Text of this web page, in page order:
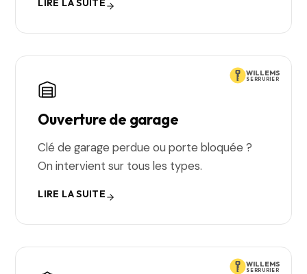
LIRE LA SUITE
WILLEMS
SERRURIER
Ouverture de garage
Clé de garage perdue ou porte bloquée ?
On intervient sur tous les types.
LIRE LA SUITE
WILLEMS
SERRURIER